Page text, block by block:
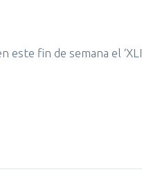
este fin de semana el ‘XLI